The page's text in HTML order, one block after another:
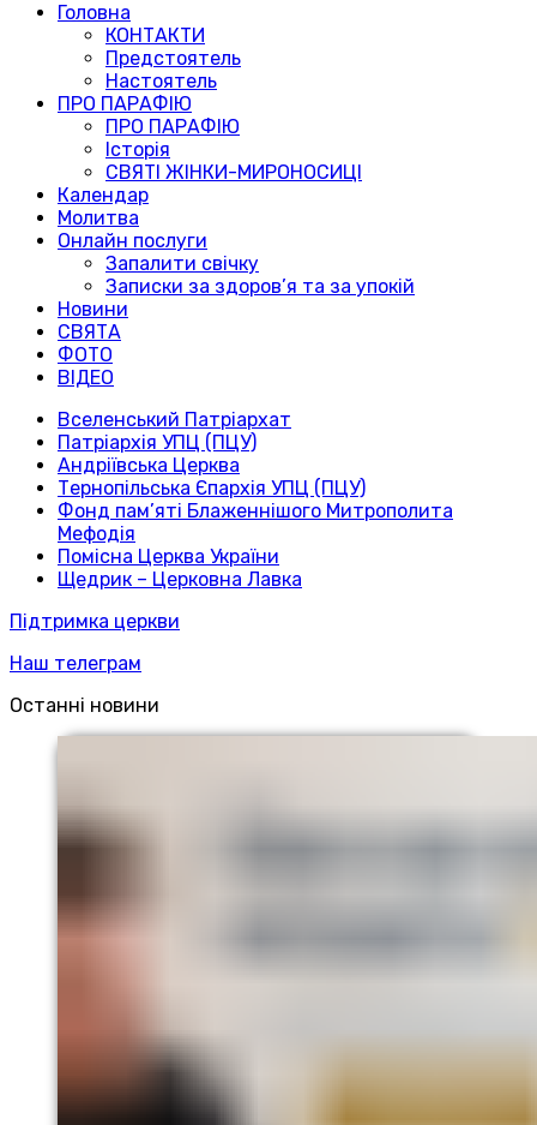
Головна
КОНТАКТИ
Предстоятель
Настоятель
ПРО ПАРАФІЮ
ПРО ПАРАФІЮ
Історія
СВЯТІ ЖІНКИ-МИРОНОСИЦІ
Календар
Молитва
Онлайн послуги
Запалити свічку
Записки за здоров’я та за упокій
Новини
СВЯТА
ФОТО
ВІДЕО
Вселенський Патріархат
Патріархія УПЦ (ПЦУ)
Андріївська Церква
Тернопільська Єпархія УПЦ (ПЦУ)
Фонд пам’яті Блаженнішого Митрополита
Мефодія
Помісна Церква України
Щедрик – Церковна Лавка
Підтримка церкви
Наш телеграм
Останні новини